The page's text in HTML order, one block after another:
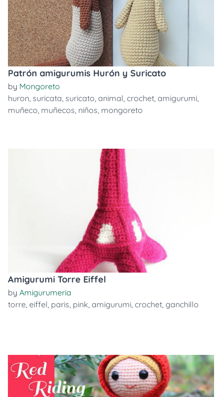
Patrón amigurumis Hurón y Suricato
by Mongoreto
huron, suricata, suricato, animal, crochet, amigurumi,
muñeco, muñecos, niños, mongoreto
Amigurumi Torre Eiffel
by Amigurumeria
torre, eiffel, paris, pink, amigurumi, crochet, ganchillo